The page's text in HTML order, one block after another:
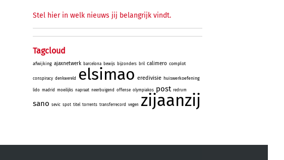
Stel hier in welk nieuws jij belangrijk vindt.
Tagcloud
afwijking ajaxnetwerk barcelona bewijs bijzonders bril calimero complot
conspiracy denkwereld elsimao eredivisie huiswerkoefening
lido madrid moeilijks napraat neerbuigend offense olympiakos post redrum
sano sevic spot titel torrents transferrecord vegen zijaanzij